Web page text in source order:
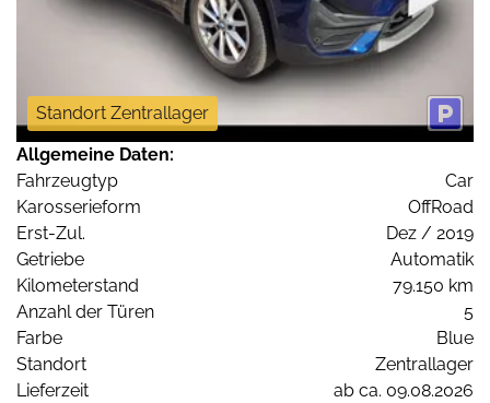
Standort Zentrallager
Allgemeine Daten:
Fahrzeugtyp
Car
Karosserieform
OffRoad
Erst-Zul.
Dez / 2019
Getriebe
Automatik
Kilometerstand
79.150 km
Anzahl der Türen
5
Farbe
Blue
Standort
Zentrallager
Lieferzeit
ab ca. 09.08.2026